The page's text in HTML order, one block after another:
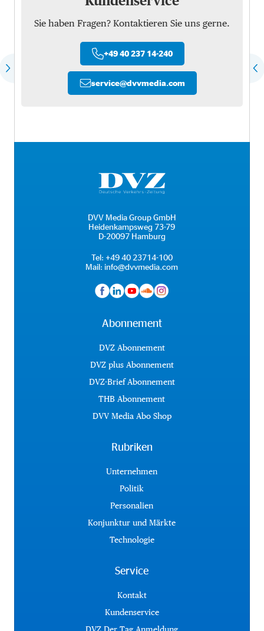
Sie haben Fragen? Kontaktieren Sie uns gerne.
+49 40 237 14-240
service@dvvmedia.com
DVV Media Group GmbH
Heidenkampsweg 73-79
D-20097 Hamburg
Tel: +49 40 23714-100
Mail: info@dvvmedia.com
Abonnement
DVZ Abonnement
DVZ plus Abonnement
DVZ-Brief Abonnement
THB Abonnement
DVV Media Abo Shop
Rubriken
Unternehmen
Politik
Personalien
Konjunktur und Märkte
Technologie
Service
Kontakt
Kundenservice